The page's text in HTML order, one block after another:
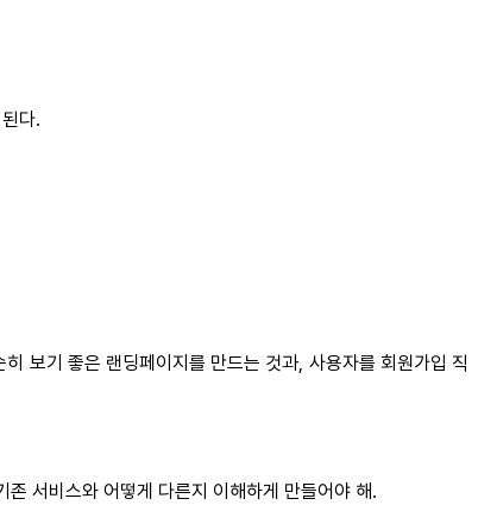
다.
보기 좋은 랜딩페이지를 만드는 것과, 사용자를 회원가입 직
서비스와 어떻게 다른지 이해하게 만들어야 해.